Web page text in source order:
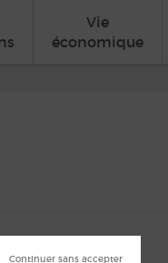
Vie
économique